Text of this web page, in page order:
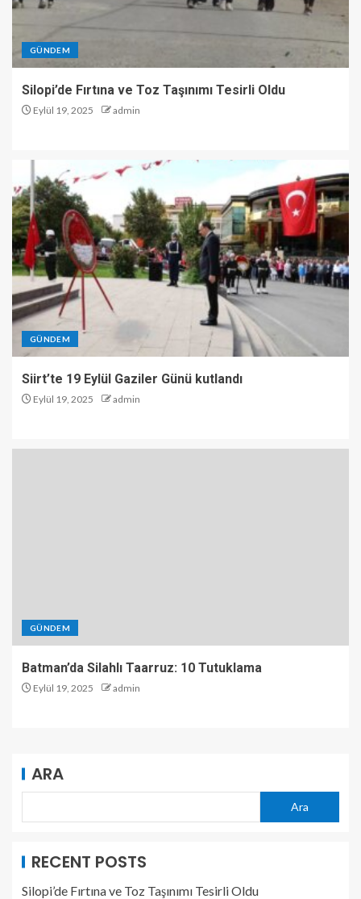
GÜNDEM
Silopi’de Fırtına ve Toz Taşınımı Tesirli Oldu
Eylül 19, 2025 admin
GÜNDEM
Siirt’te 19 Eylül Gaziler Günü kutlandı
Eylül 19, 2025 admin
GÜNDEM
Batman’da Silahlı Taarruz: 10 Tutuklama
Eylül 19, 2025 admin
ARA
Ara
RECENT POSTS
Silopi’de Fırtına ve Toz Taşınımı Tesirli Oldu